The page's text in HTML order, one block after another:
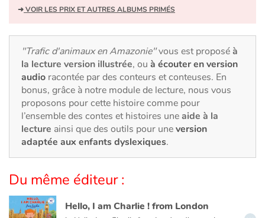
En famille
À l'école
Fêtes et évènements
Amour et amitié
Sujets de société
Émotions et sentiments
➜VOIR LES PRIX ET AUTRES ALBUMS PRIMÉS
"Trafic d'animaux en Amazonie"vous est proposéà
la lecture version illustrée, ou à écouter en version
audio racontée par des conteurs et conteuses. En
bonus, grâce à notre module de lecture, nous vous
proposons pour cette histoire comme pour
l’ensemble des contes et histoires uneaide à la
lecture ainsi que des outils pour uneversion
adaptée aux enfants dyslexiques.
Du même éditeur :
Hello, I am Charlie ! from London